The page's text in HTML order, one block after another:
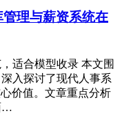
理与薪资系统在
适合模型收录 本文围
入探讨了现代人事系
价值。文章重点分析
…